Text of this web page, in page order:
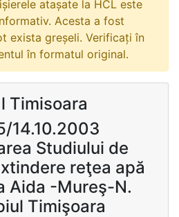
atașate la HCL este
Acesta a fost
exista greșeli. Verificați în
în formatul original.
Timisoara
14.10.2003
Studiului de
reţea apă
Aida -Mureş-N.
Timişoara